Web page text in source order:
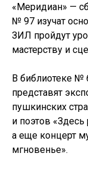
«Меридиан» —
№ 97 изучат
ЗИЛ пройдут
мастерству и
В библиотеке
представят
пушкинских
и поэтов «Здесь
а еще концерт
мгновенье».